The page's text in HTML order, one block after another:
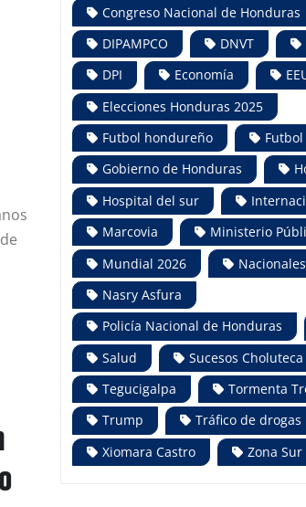
Congreso Nacional de Honduras
DIPAMPCO
DNVT
DPI
Economía
Elecciones Honduras 2025
Futbol hondureño
Gobierno de Honduras
Hospital del sur
Marcovia
Ministerio
Mundial 2026
Nacionales
Nasry Asfura
Policía Nacional de Honduras
Salud
Sucesos Choluteca
Tegucigalpa
Tormenta
Trump
Tráfico de drogas
Xiomara Castro
Zona Sur